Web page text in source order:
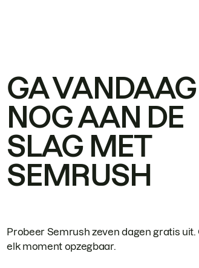
GA VANDAAG
NOG AAN DE
SLAG MET
SEMRUSH
Probeer Semrush zeven dagen gratis uit.
elk moment opzegbaar.